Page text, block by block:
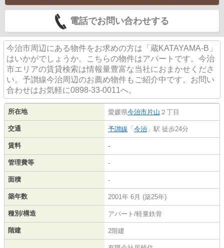
電話でお問い合わせする
今治市周辺にある物件をお求めの方は「蔵KATAYAMA-B」
はいかがでしょうか。こちらの物件はアパートです。今治
市エリアの賃貸検索は情報量豊富な当社におまかせくださ
い。予讃線今治周辺のお薦め物件もご紹介中です。お問い
合わせはお気軽に0898-33-0011へ。
所在地 愛媛県今治市片山 ２丁目
交通 予讃線 「 今治 」駅 徒歩24分
賃料 -
管理費等 -
面積 -
築年数 2001年 6月 (築25年)
種別/構造 アパート/軽量鉄骨
階建 2階建